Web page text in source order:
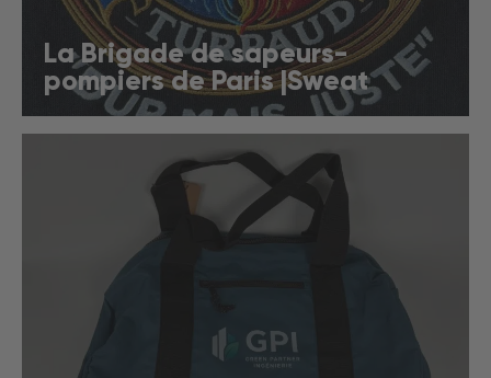
La Brigade de sapeurs-
pompiers de Paris |Sweat